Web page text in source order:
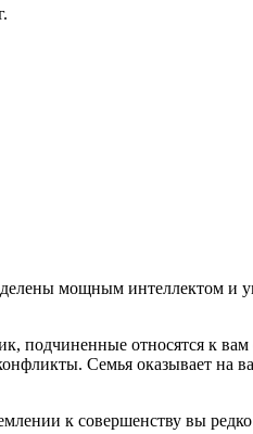
мощным интеллектом и
подчиненные относятся к
Семья оказывает на
к совершенству вы